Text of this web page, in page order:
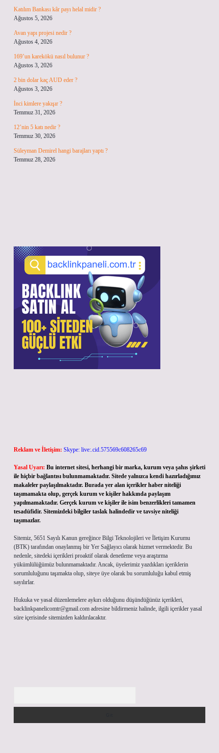
Katılım Bankası kâr payı helal midir ?
Ağustos 5, 2026
Avan yapı projesi nedir ?
Ağustos 4, 2026
169’un karekökü nasıl bulunur ?
Ağustos 3, 2026
2 bin dolar kaç AUD eder ?
Ağustos 3, 2026
İnci kimlere yakışır ?
Temmuz 31, 2026
12’nin 5 katı nedir ?
Temmuz 30, 2026
Süleyman Demirel hangi barajları yaptı ?
Temmuz 28, 2026
Reklam ve İletişim: Skype: live:.cid.575569c608265c69
Yasal Uyarı: Bu internet sitesi, herhangi bir marka, kurum veya şahıs şirketi
ile hiçbir bağlantısı bulunmamaktadır. Sitede yalnızca kendi hazırladığımız
makaleler paylaşılmaktadır. Burada yer alan içerikler haber niteliği
taşımamakta olup, gerçek kurum ve kişiler hakkında paylaşım
yapılmamaktadır. Gerçek kurum ve kişiler ile isim benzerlikleri tamamen
tesadüfidir. Sitemizdeki bilgiler taslak halindedir ve tavsiye niteliği
taşımazlar.
Sitemiz, 5651 Sayılı Kanun gereğince Bilgi Teknolojileri ve İletişim Kurumu
(BTK) tarafından onaylanmış bir Yer Sağlayıcı olarak hizmet vermektedir. Bu
nedenle, sitedeki içerikleri proaktif olarak denetleme veya araştırma
yükümlülüğümüz bulunmamaktadır. Ancak, üyelerimiz yazdıkları içeriklerin
sorumluluğunu taşımakta olup, siteye üye olarak bu sorumluluğu kabul etmiş
sayılırlar.
Hukuka ve yasal düzenlemelere aykırı olduğunu düşündüğünüz içerikleri,
backlinkpanelicomtr@gmail.com adresine bildirmeniz halinde, ilgili içerikler yasal
süre içerisinde sitemizden kaldırılacaktır.